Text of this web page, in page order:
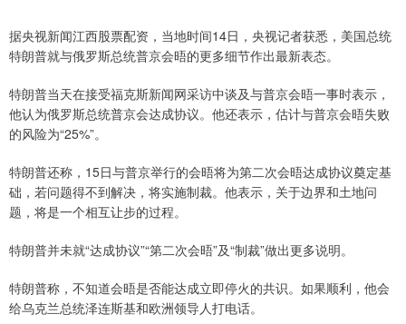
据央视新闻江西股票配资，当地时间14日，央视记者获悉，美国总统
特朗普就与俄罗斯总统普京会晤的更多细节作出最新表态。
特朗普当天在接受福克斯新闻网采访中谈及与普京会晤一事时表示，
他认为俄罗斯总统普京会达成协议。他还表示，估计与普京会晤失败
的风险为“25%”。
特朗普还称，15日与普京举行的会晤将为第二次会晤达成协议奠定基
础，若问题得不到解决，将实施制裁。他表示，关于边界和土地问
题，将是一个相互让步的过程。
特朗普并未就“达成协议”“第二次会晤”及“制裁”做出更多说明。
特朗普称，不知道会晤是否能达成立即停火的共识。如果顺利，他会
给乌克兰总统泽连斯基和欧洲领导人打电话。